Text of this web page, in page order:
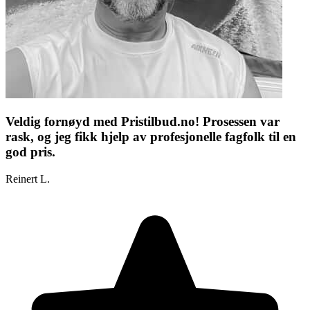
Veldig fornøyd med Pristilbud.no! Prosessen var
rask, og jeg fikk hjelp av profesjonelle fagfolk til en
god pris.
Reinert L.